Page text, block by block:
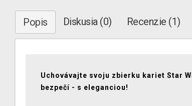
Popis Diskusia (0) Recenzie (1)
Uchovávajte svoju zbierku kariet Star
bezpečí - s eleganciou!